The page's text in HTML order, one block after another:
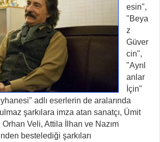
esin",
"Beya
z
Güver
cin",
"Ayrıl
anlar
İçin"
adlı eserlerin de aralarında
şarkılara imza atan sanatçı, Ümit
Veli, Attila İlhan ve Nazım
bestelediği şarkıları